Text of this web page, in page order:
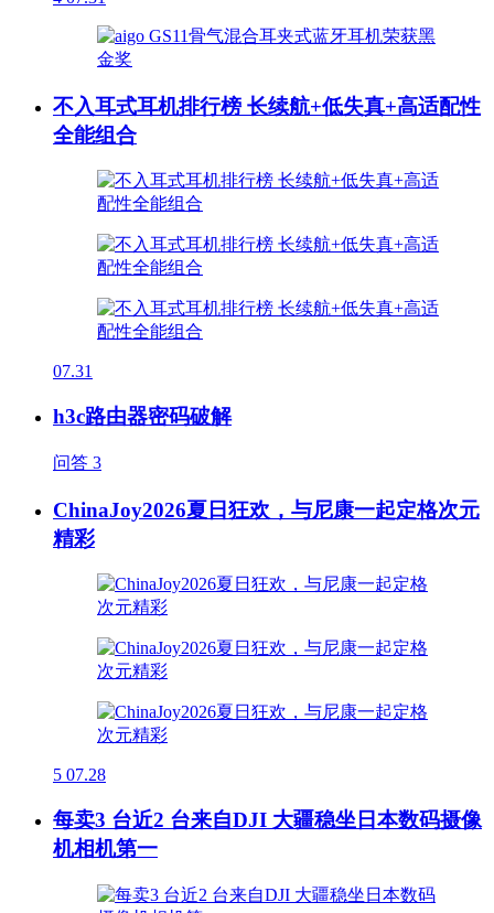
不入耳式耳机排行榜 长续航+低失真+高适配性
全能组合
07.31
h3c路由器密码破解
问答 3
ChinaJoy2026夏日狂欢，与尼康一起定格次元
精彩
5 07.28
每卖3 台近2 台来自DJI 大疆稳坐日本数码摄像
机相机第一